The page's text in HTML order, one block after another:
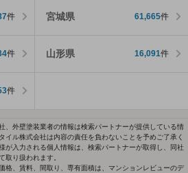
件 宮城県 61,665件
件 山形県 16,091件
件
、外壁塗装業者の情報は検索パートナーが提供している情
イル株式会社は内容の責任を負わないことを予めご了承く
が入力される個人情報は、検索パートナーが取得し、同社
取り扱われます。
格、賃料、間取り、専有面積は、マンションレビューのデ